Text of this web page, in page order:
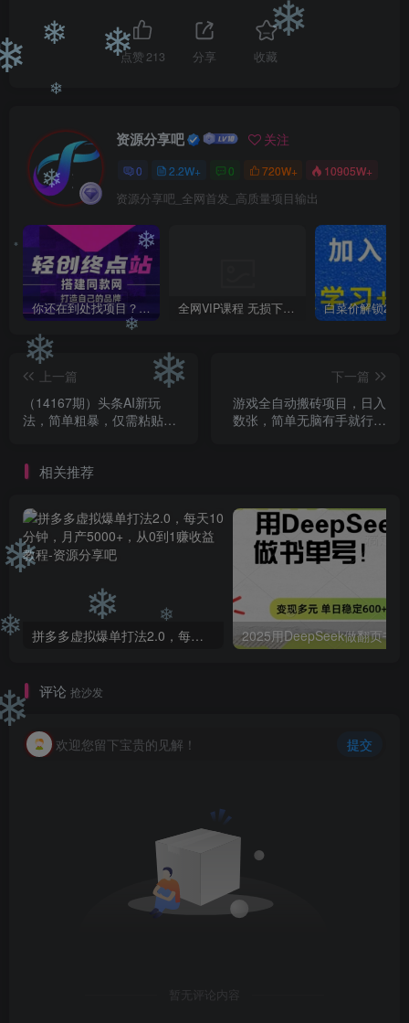
点赞213 分享 收藏
资源分享吧 关注
0 2.2W+ 0 720W+ 10905W+
资源分享吧_全网首发_高质量项目输出
你还在到处找项目？还在当韭菜？我靠卖项目一个月收入5万+，曾经我也是个失败者。 全网VIP课程 无损下载~
上一篇
（14167期）头条AI新玩
法，简单粗暴，仅需粘贴复
下一篇
游戏全自动搬砖项目，日入
数张，简单无脑有手就行，
相关推荐
拼多多虚拟爆单打法2.0，每天10分钟，月产5000+，从0到1赚收益教程
评论 抢沙发
欢迎您留下宝贵的见解！ 提交
暂无评论内容
❄
❄
❄
❄ ❄
❄
❄ ❄